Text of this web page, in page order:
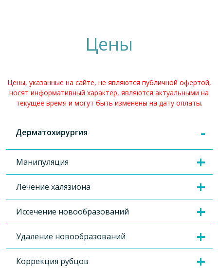
Цены
Цены, указанные на сайте, не являются публичной офертой,
носят информативный характер, являются актуальными на
текущее время и могут быть изменены на дату оплаты.
Дерматохирургия
Манипуляция
Лечение халязиона
Иссечение новообразований
Удаление новообразований
Коррекция рубцов